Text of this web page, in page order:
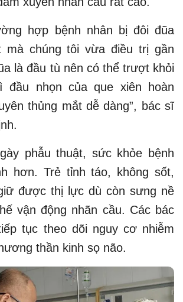
hợp bệnh nhân bị đôi đũa
mà chúng tôi vừa điều trị gần
là đầu tù nên có thể trượt khỏi
đầu nhọn của que xiên hoàn
thủng mắt dễ dàng”, bác sĩ
phẫu thuật, sức khỏe bệnh
hơn. Trẻ tỉnh táo, không sốt,
được thị lực dù còn sưng nề
vận động nhãn cầu. Các bác
tục theo dõi nguy cơ nhiễm
thần kinh sọ não.